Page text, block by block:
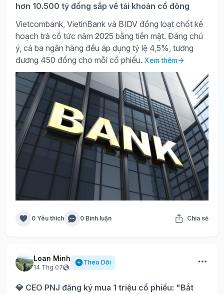
hơn 10.500 tỷ đồng sắp về tài khoản cổ đông
Vietcombank, VietinBank và BIDV đồng loạt chốt kế
hoạch trả cổ tức năm 2025 bằng tiền mặt. Đáng chú
ý, cả ba ngân hàng đều áp dụng tỷ lệ 4,5%, tương
đương 450 đồng cho mỗi cổ phiếu. Xem thêm
0 Yêu thích 0 Bình luận Chia sẻ
Loan Minh
14 Thg 07
Theo Dõi
💎 CEO PNJ đăng ký mua 1 triệu cổ phiếu: "Bắt